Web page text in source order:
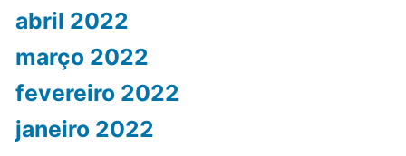
abril 2022
março 2022
fevereiro 2022
janeiro 2022